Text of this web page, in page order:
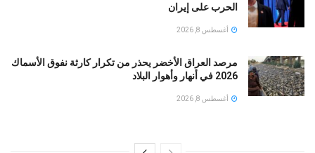
الحرب على إيران
أغسطس 8, 2026
مرصد العراق الأخضر يحذر من تكرار كارثة نفوق الأسماك
2026 في أنهار وأهوار البلاد
أغسطس 8, 2026